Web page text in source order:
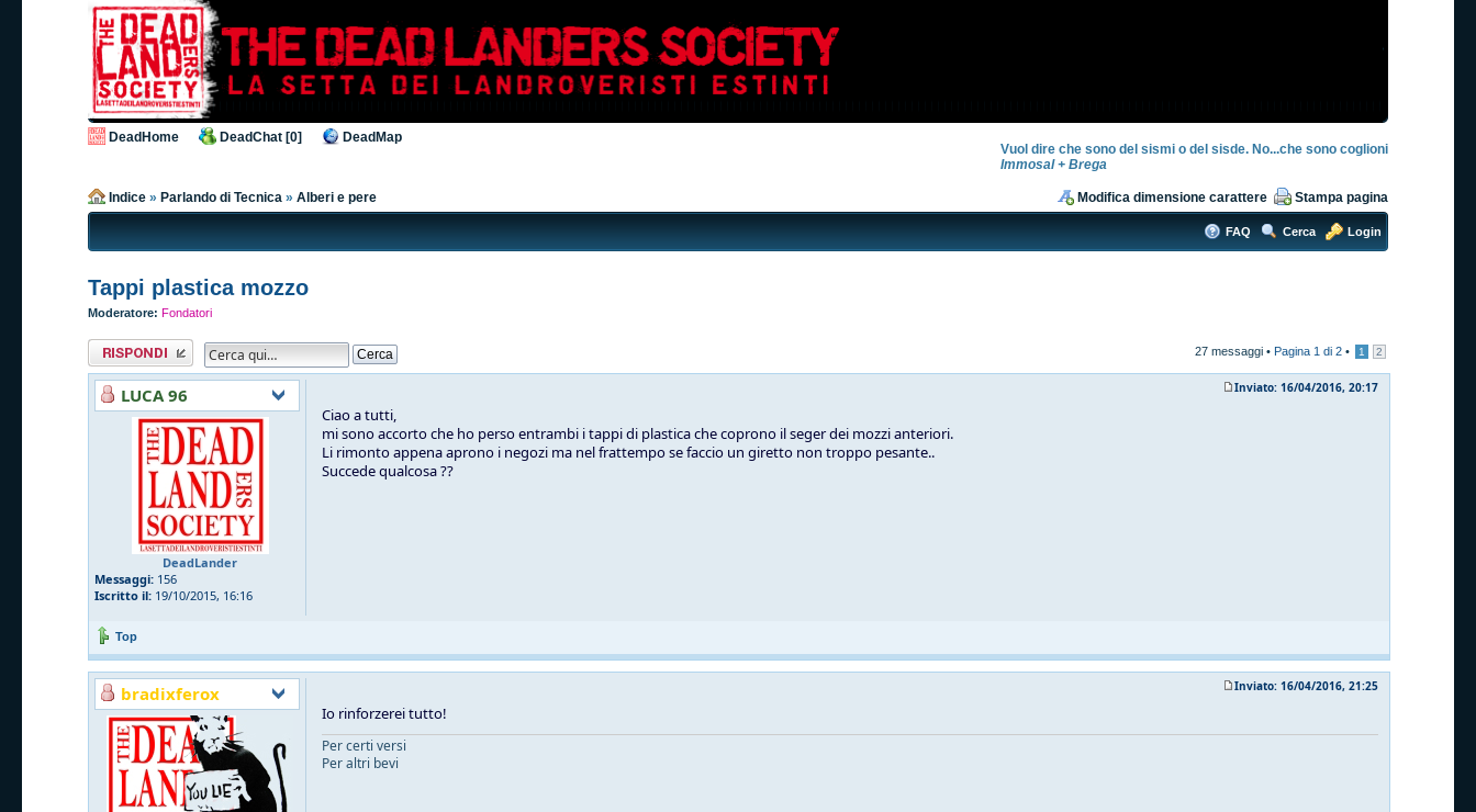
DeadHome DeadChat [0] DeadMap
Vuol dire che sono del sismi o del sisde. No...che sono coglioni
Immosal + Brega
Indice » Parlando di Tecnica » Alberi e pere Modifica dimensione carattere Stampa pagina
FAQ Cerca Login
Tappi plastica mozzo
Moderatore: Fondatori
Rispondi al
messaggio
27 messaggi • Pagina 1 di 2 • 1 2
LUCA 96
DeadLander
Messaggi: 156
Iscritto il: 19/10/2015, 16:16
Inviato: 16/04/2016, 20:17
Ciao a tutti,
mi sono accorto che ho perso entrambi i tappi di plastica che coprono il seger dei mozzi anteriori.
Li rimonto appena aprono i negozi ma nel frattempo se faccio un giretto non troppo pesante..
Succede qualcosa ??
Top
bradixferox Inviato: 16/04/2016, 21:25
Io rinforzerei tutto!
Per certi versi
Per altri bevi